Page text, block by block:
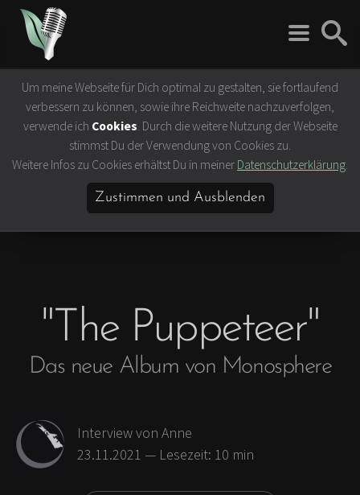
Rock 'n' Roll
Interviews
Konzerte
Vegan
Tierrechte
Klima- &
Umweltschutz
Ernährung &
Gesundheit
Bücher & Filme
Antifaschismus und
Fair Fashion & Beauty
Kunst
Slow Travel
Hamburg
Ausflug
Fernweh
Um meine Webseite für Dich optimal zu gestalten, sie fortlaufend
verbessern zu können, sowie ihre Reichweite nachzuverfolgen,
verwende ich Cookies . Durch die weitere Nutzung der Webseite
stimmst Du der Verwendung von Cookies zu.
Weitere Infos zu Cookies erhältst Du in meiner Datenschutzerklärung
Zustimmen und Ausblenden
"The Puppeteer"
Das neue Album von Monosphere
Interviewvon Anne
23.11.2021 — Lesezeit: 10 min